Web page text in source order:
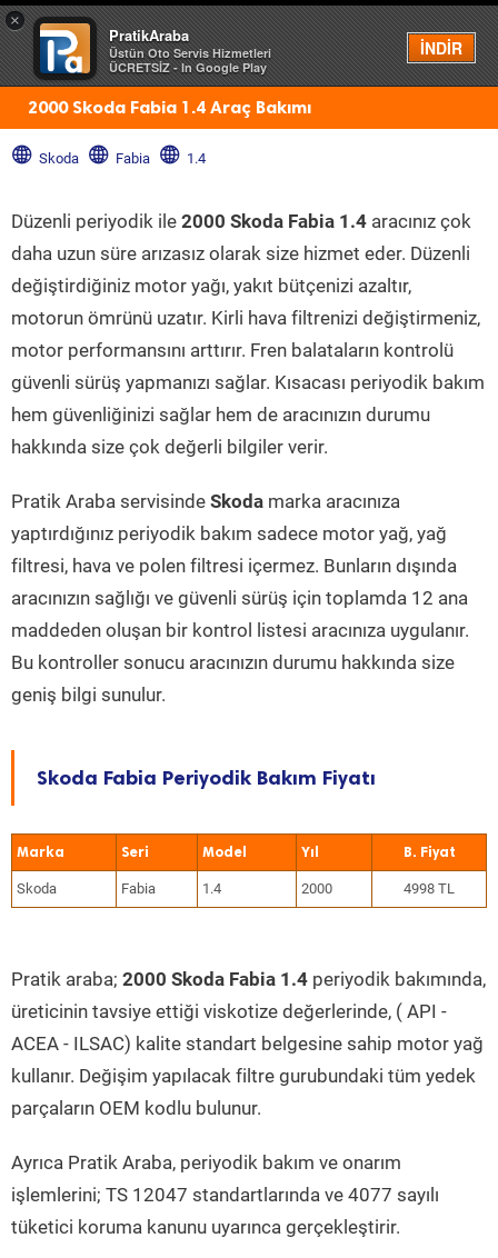
×
PratikAraba
Üstün Oto Servis Hizmetleri
ÜCRETSİZ - In Google Play
İNDİR
Menü
2000 Skoda Fabia 1.4 Araç Bakımı
Skoda Fabia 1.4
Düzenli periyodik ile 2000 Skoda Fabia 1.4 aracınız çok
daha uzun süre arızasız olarak size hizmet eder. Düzenli
değiştirdiğiniz motor yağı, yakıt bütçenizi azaltır,
motorun ömrünü uzatır. Kirli hava filtrenizi değiştirmeniz,
motor performansını arttırır. Fren balataların kontrolü
güvenli sürüş yapmanızı sağlar. Kısacası periyodik bakım
hem güvenliğinizi sağlar hem de aracınızın durumu
hakkında size çok değerli bilgiler verir.
Pratik Araba servisinde Skoda marka aracınıza
yaptırdığınız periyodik bakım sadece motor yağ, yağ
filtresi, hava ve polen filtresi içermez. Bunların dışında
aracınızın sağlığı ve güvenli sürüş için toplamda 12 ana
maddeden oluşan bir kontrol listesi aracınıza uygulanır.
Bu kontroller sonucu aracınızın durumu hakkında size
geniş bilgi sunulur.
Skoda Fabia Periyodik Bakım Fiyatı
Marka Seri Model Yıl
Skoda Fabia 1.4 2000 4998 TL
Pratik araba; 2000 Skoda Fabia 1.4 periyodik bakımında,
üreticinin tavsiye ettiği viskotize değerlerinde, ( API -
ACEA - ILSAC) kalite standart belgesine sahip motor yağ
kullanır. Değişim yapılacak filtre gurubundaki tüm yedek
parçaların OEM kodlu bulunur.
Ayrıca Pratik Araba, periyodik bakım ve onarım
işlemlerini; TS 12047 standartlarında ve 4077 sayılı
tüketici koruma kanunu uyarınca gerçekleştirir.